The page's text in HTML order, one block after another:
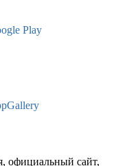
Play
официальный сайт,